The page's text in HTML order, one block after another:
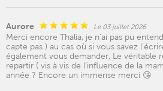
Aurore Le 03 juillet 2026
Merci encore Thalia, je n’ai pas pu
capte pas ) au cas où si vous savez
également vous demander, Le véritable
repartir ( vis à vis de l’influence de la
année ? Encore un immense merci 😘